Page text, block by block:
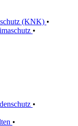
(KNK) •
•
•
•